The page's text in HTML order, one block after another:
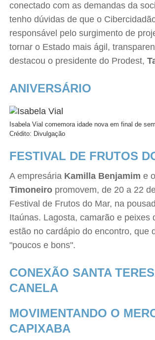
conectado com as demandas da
tenho dúvidas de que o
responsável pelo surgimento de
tornar o Estado mais ágil,
destacou o presidente do Prodest,
ANIVERSÁRIO
Isabela Vial comemora idade nova em final de
Crédito: Divulgação
FESTIVAL DE FRUTOS
A empresária Kamilla Benjamim e
Timoneiro promovem, de 20 a 22
Festival de Frutos do Mar, na
Itaúnas. Lagosta, camarão e peixes
estão no cardápio do encontro, que
"poucos e bons".
CONEXÃO SANTA
CANELA
MOVIMENTANDO O
CAPIXABA